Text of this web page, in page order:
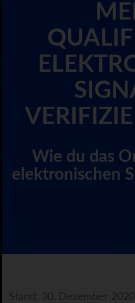
Wie du das
elektronischen
Stand: 30. Dezember